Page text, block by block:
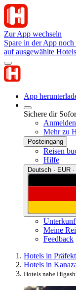
Zur App wechseln
Spare in der App
auf ausgewählte
App
Sichere dir
Anmelden
Mehr zu
Posteingang
Reisen
Hilfe
Deutsch · EUR
Meine
Feedback
Hotels in
Hotels in
Hotels nahe